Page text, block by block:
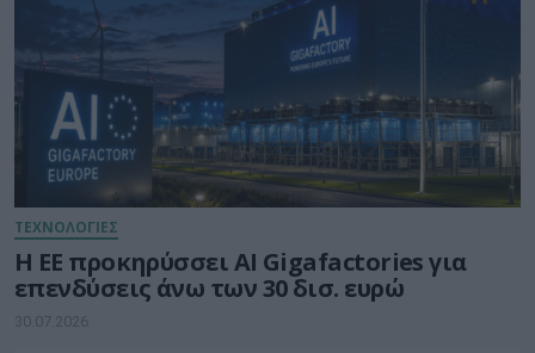
ΤΕΧΝΟΛΟΓΙΕΣ
Η ΕΕ προκηρύσσει AI Gigafactories για
επενδύσεις άνω των 30 δισ. ευρώ
30.07.2026